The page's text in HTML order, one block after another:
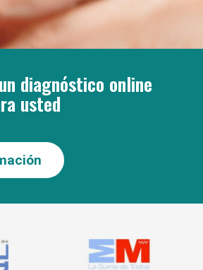
diagnóstico online
usted